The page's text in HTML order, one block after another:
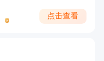
点击查看